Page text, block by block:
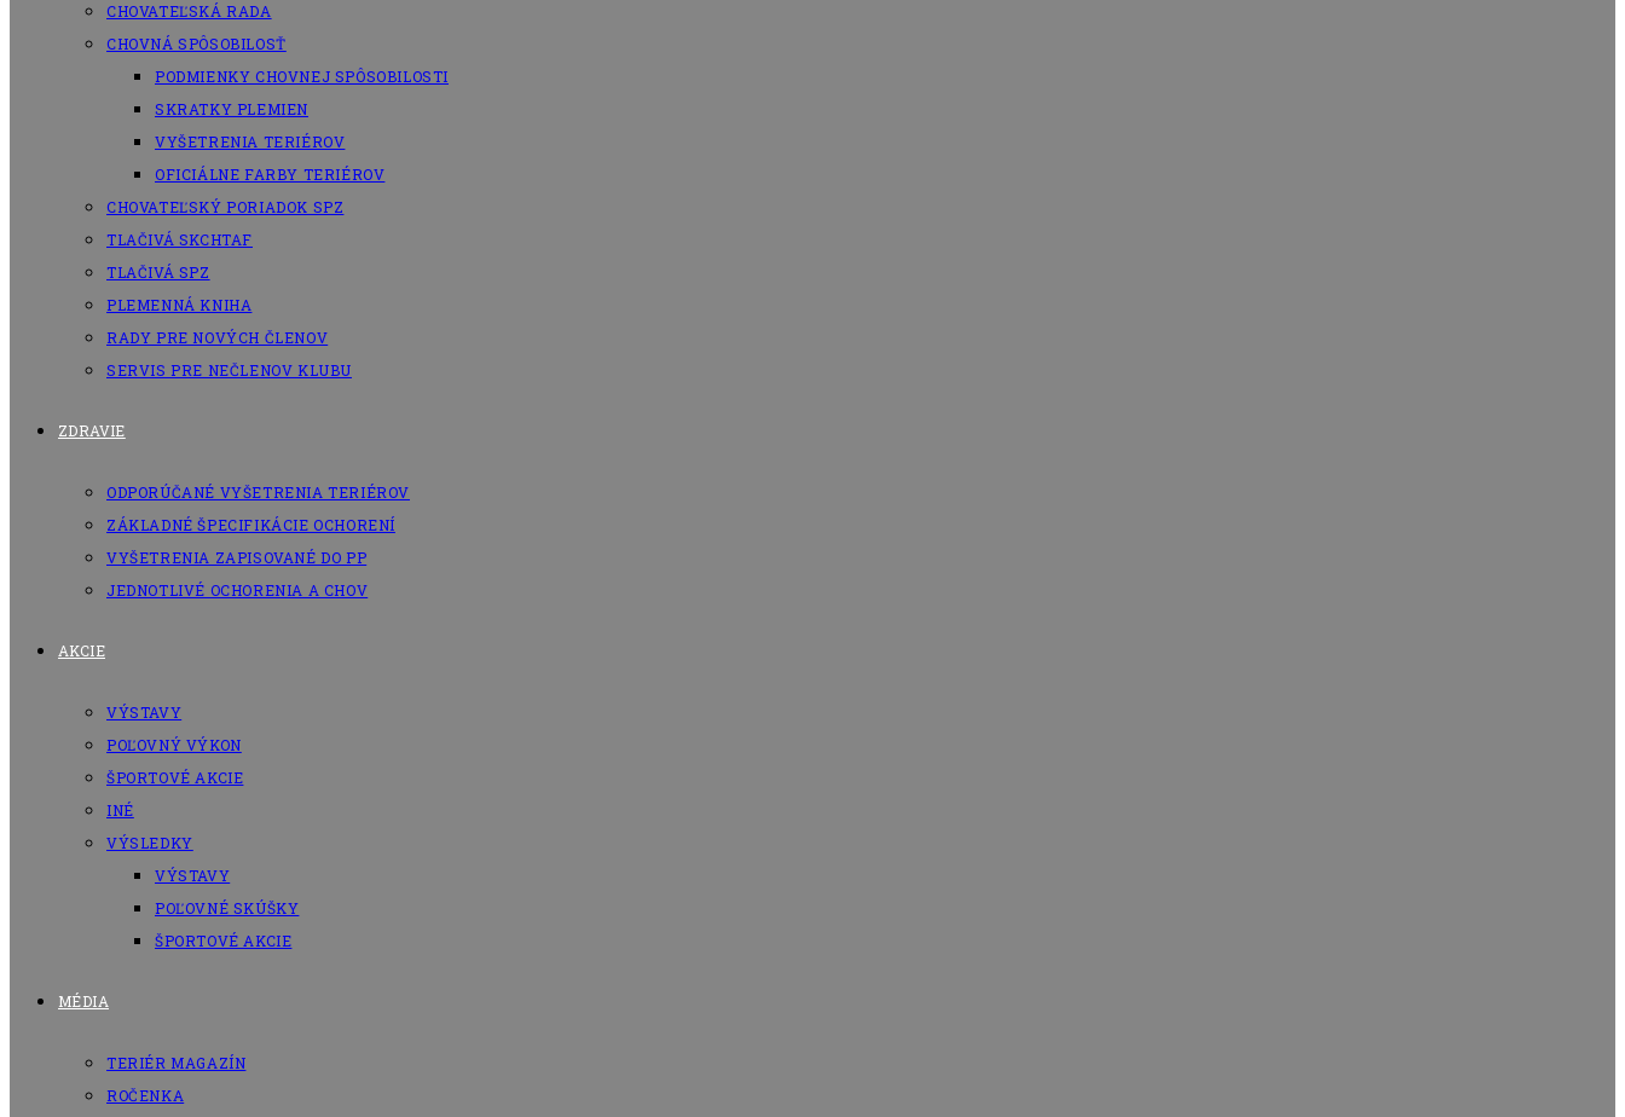
CHOVATEĽSKÁ RADA
CHOVNÁ SPÔSOBILOSŤ
PODMIENKY CHOVNEJ SPÔSOBILOSTI
SKRATKY PLEMIEN
VYŠETRENIA TERIÉROV
OFICIÁLNE FARBY TERIÉROV
CHOVATEĽSKÝ PORIADOK SPZ
TLAČIVÁ SKCHTAF
TLAČIVÁ SPZ
PLEMENNÁ KNIHA
RADY PRE NOVÝCH ČLENOV
SERVIS PRE NEČLENOV KLUBU
ZDRAVIE
ODPORÚČANÉ VYŠETRENIA TERIÉROV
ZÁKLADNÉ ŠPECIFIKÁCIE OCHORENÍ
VYŠETRENIA ZAPISOVANÉ DO PP
JEDNOTLIVÉ OCHORENIA A CHOV
AKCIE
VÝSTAVY
POĽOVNÝ VÝKON
ŠPORTOVÉ AKCIE
INÉ
VÝSLEDKY
VÝSTAVY
POĽOVNÉ SKÚŠKY
ŠPORTOVÉ AKCIE
MÉDIA
TERIÉR MAGAZÍN
ROČENKA